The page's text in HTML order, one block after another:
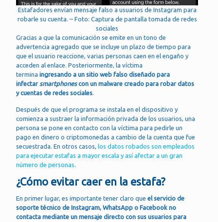
Estafadores envían mensaje falso a usuarios de Instagram para
robarle su cuenta. – Foto: Captura de pantalla tomada de redes
sociales
Gracias a que la comunicación se emite en un tono de
advertencia agregado que se incluye un plazo de tiempo para
que el usuario reaccione, varias personas caen en el engaño y
acceden al enlace. Posteriormente, la víctima
termina ingresando a un sitio web falso diseñado para
infectar smartphonescon un malware creado para robar datos
y cuentas de redes sociales.
Después de que el programa se instala en el dispositivo y
comienza a sustraer la información privada de los usuarios, una
persona se pone en contacto con la víctima para pedirle un
pago en dinero o criptomonedas a cambio de la cuenta que fue
secuestrada. En otros casos, los datos robados son empleados
para ejecutar estafas a mayor escala y así afectar a un gran
número de personas.
¿Cómo evitar caer en la estafa?
En primer lugar, es importante tener claro que el servicio de
soporte técnico de Instagram, WhatsApp o Facebook no
contacta mediante un mensaje directo con sus usuarios para